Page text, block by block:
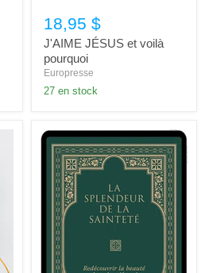
18,95 $
J'AIME JÉSUS et voilà
pourquoi
Europresse
27 en stock